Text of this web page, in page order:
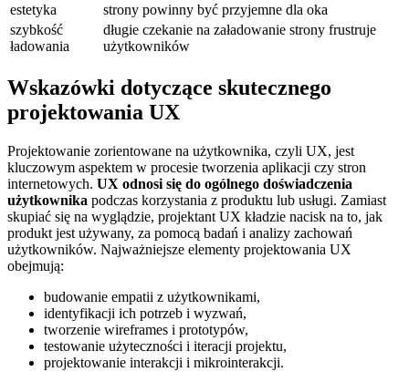
estetyka
strony powinny być przyjemne dla oka
szybkość
ładowania
długie czekanie na załadowanie strony frustruje
użytkowników
Wskazówki⁤ dotyczące skutecznego
projektowania UX
Projektowanie zorientowane na użytkownika, ‌czyli UX, jest⁢
kluczowym ‌aspektem ⁣w procesie tworzenia ⁣aplikacji czy stron
internetowych. UX odnosi się do ogólnego doświadczenia
użytkownika podczas ​korzystania z produktu lub usługi. Zamiast
skupiać się na wyglądzie, projektant UX⁤ kładzie ​nacisk na to, ​jak
⁣produkt jest używany, za pomocą‍ badań i⁣ analizy zachowań
użytkowników. ‌Najważniejsze elementy projektowania UX
obejmują:
budowanie empatii z użytkownikami,
identyfikacji⁤ ich potrzeb i wyzwań,
tworzenie wireframes i‍ prototypów,
testowanie użyteczności i iteracji ‌projektu,
projektowanie interakcji ⁢i mikrointerakcji.